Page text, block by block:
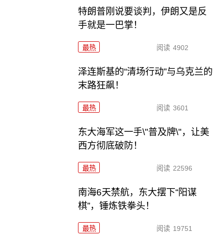
特朗普刚说要谈判，伊朗又是反
手就是一巴掌！
最热 阅读 4902
泽连斯基的“清场行动”与乌克兰的
末路狂飙！
最热 阅读 3601
东大海军这一手\"普及牌\"，让美
西方彻底破防！
最热 阅读 22596
南海6天禁航，东大摆下“阳谋
棋”，锤炼铁拳头！
最热 阅读 19751